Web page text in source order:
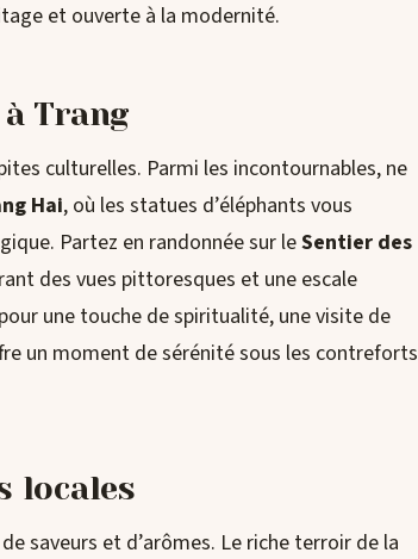
et ouverte à la modernité.
Trang
culturelles. Parmi les incontournables, ne
Hai, où les statues d’éléphants vous
Partez en randonnée sur leSentier des
des vues pittoresques et une escale
une touche de spiritualité, une visite de
un moment de sérénité sous les contreforts
locales
saveurs et d’arômes. Le riche terroir de la